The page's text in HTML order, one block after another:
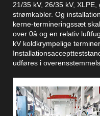
21/35 kV, 26/35 kV,
strømkabler. Og
kerne-termineringssæt
over 0â og en relativ
kV koldkrympelige
udføres i